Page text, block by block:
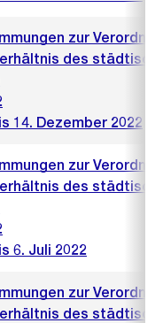
zur
des
14. Dezember 2022
zur
des
6. Juli 2022
zur
des